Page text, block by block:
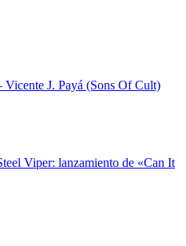
Vicente J. Payá (Sons Of Cult)
Viper: lanzamiento de «Can It